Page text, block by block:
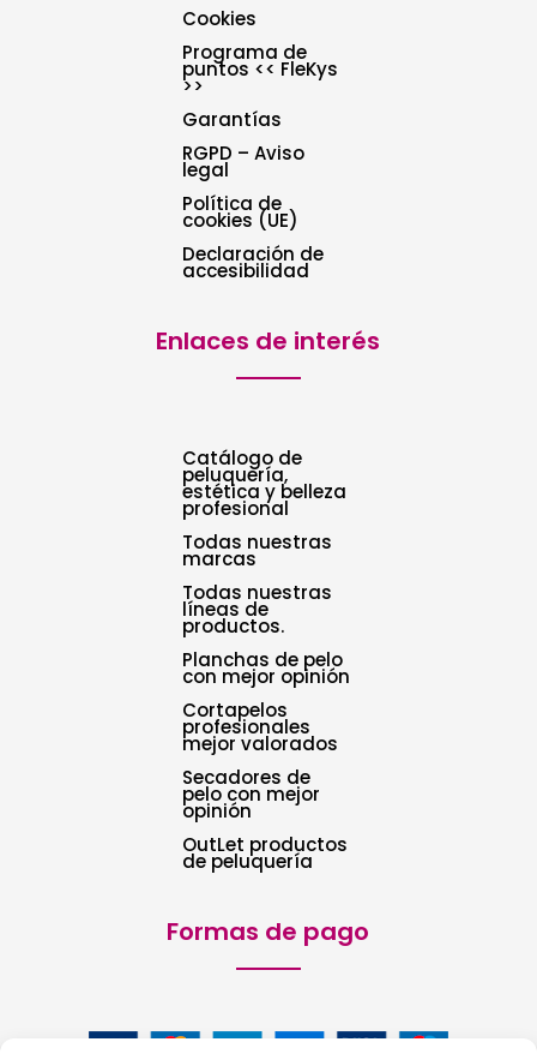
Cookies
Programa de
puntos << FleKys
>>
Garantías
RGPD – Aviso
legal
Política de
cookies (UE)
Declaración de
accesibilidad
Enlaces de interés
Catálogo de
peluquería,
estética y belleza
profesional
Todas nuestras
marcas
Todas nuestras
líneas de
productos.
Planchas de pelo
con mejor opinión
Cortapelos
profesionales
mejor valorados
Secadores de
pelo con mejor
opinión
OutLet productos
de peluquería
Formas de pago